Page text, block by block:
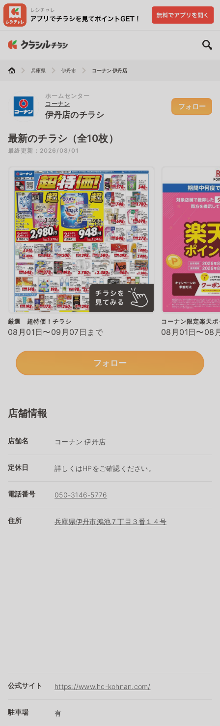
兵庫県 伊丹市 コーナン 伊丹店
ホームセンター
コーナン
伊丹店のチラシ
フォロー
最新のチラシ（全10枚）
最終更新：2026/08/01
厳選 超特価！チラシ
08月01日〜09月07日まで
コーナン限定楽天
08月01日〜08
フォロー
店舗情報
店舗名 コーナン 伊丹店
定休日 詳しくはHPをご確認ください。
電話番号 050-3146-5776
住所 兵庫県伊丹市鴻池７丁目３番１４号
公式サイト https://www.hc-kohnan.com/
駐車場 有